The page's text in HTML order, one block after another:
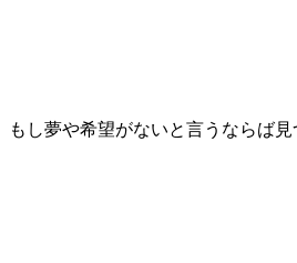
もし夢や希望がないと言うならば見